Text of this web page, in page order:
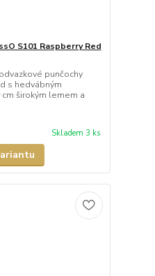
S101 Raspberry Red
punčochy
s hedvábným
širokým lemem a
Skladem 3 ks